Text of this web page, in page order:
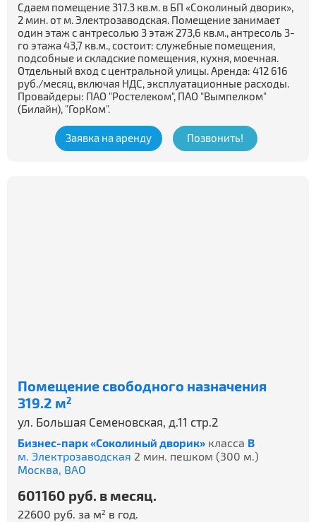
Сдаем помещение 317.3 кв.м. в БП «Соколиный дворик»,
2 мин. от м. Электрозаводская. Помещение занимает
один этаж с антресолью 3 этаж 273,6 кв.м., антресоль 3-
го этажа 43,7 кв.м., состоит: служебные помещения,
подсобные и складские помещения, кухня, моечная.
Отдельный вход с центральной улицы. Аренда: 412 616
руб./месяц, включая НДС, эксплуатационные расходы.
Провайдеры: ПАО "Ростелеком", ПАО "Вымпелком"
(Билайн), "ГорКом".
Заявка на аренду Позвонить!
Помещение свободного назначения
319.2 м2
ул. Большая Семеновская, д.11 стр.2
Бизнес-парк «Соколиный дворик» класса B
м. Электрозаводская 2 мин. пешком (300 м.)
Москва, ВАО
601160 руб. в месяц.
22600 руб. за м2 в год.